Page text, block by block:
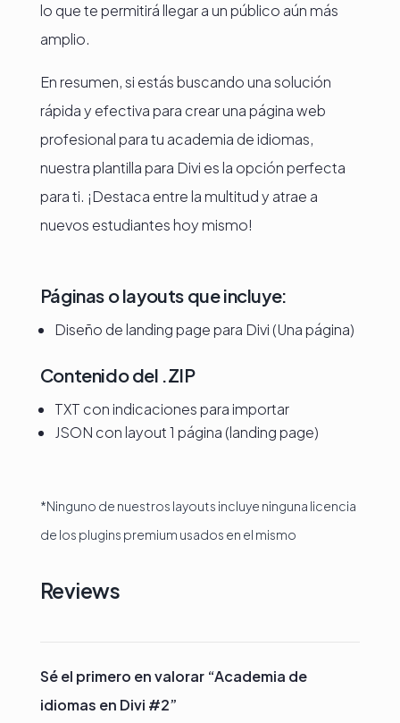
lo que te permitirá llegar a un público aún más
amplio.
En resumen, si estás buscando una solución
rápida y efectiva para crear una página web
profesional para tu academia de idiomas,
nuestra plantilla para Divi es la opción perfecta
para ti. ¡Destaca entre la multitud y atrae a
nuevos estudiantes hoy mismo!
Páginas o layouts que incluye:
Diseño de landing page para Divi (Una página)
Contenido del .ZIP
TXT con indicaciones para importar
JSON con layout 1 página (landing page)
*Ninguno de nuestros layouts incluye ninguna licencia
de los plugins premium usados en el mismo
Reviews
Sé el primero en valorar “Academia de
idiomas en Divi #2”